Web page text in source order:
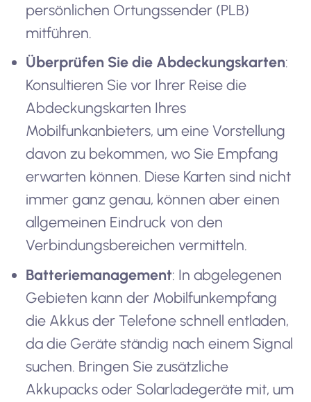
persönlichen Ortungssender (PLB)
mitführen.
Überprüfen Sie die Abdeckungskarten:
Konsultieren Sie vor Ihrer Reise die
Abdeckungskarten Ihres
Mobilfunkanbieters, um eine Vorstellung
davon zu bekommen, wo Sie Empfang
erwarten können. Diese Karten sind nicht
immer ganz genau, können aber einen
allgemeinen Eindruck von den
Verbindungsbereichen vermitteln.
Batteriemanagement: In abgelegenen
Gebieten kann der Mobilfunkempfang
die Akkus der Telefone schnell entladen,
da die Geräte ständig nach einem Signal
suchen. Bringen Sie zusätzliche
Akkupacks oder Solarladegeräte mit, um